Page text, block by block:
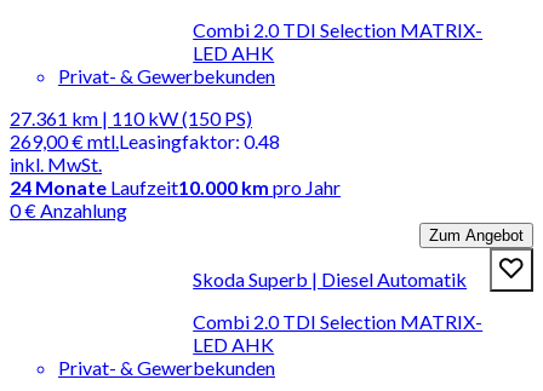
Combi 2.0 TDI Selection MATRIX-
LED AHK
Privat- & Gewerbekunden
27.361 km | 110 kW (150 PS)
269,00 €mtl.
inkl. MwSt.
Leasingfaktor: 0.48
24 Monate Laufzeit10.000 km pro Jahr
0 € Anzahlung
Zum Angebot
Skoda Superb | Diesel Automatik
Combi 2.0 TDI Selection MATRIX-
LED AHK
Privat- & Gewerbekunden